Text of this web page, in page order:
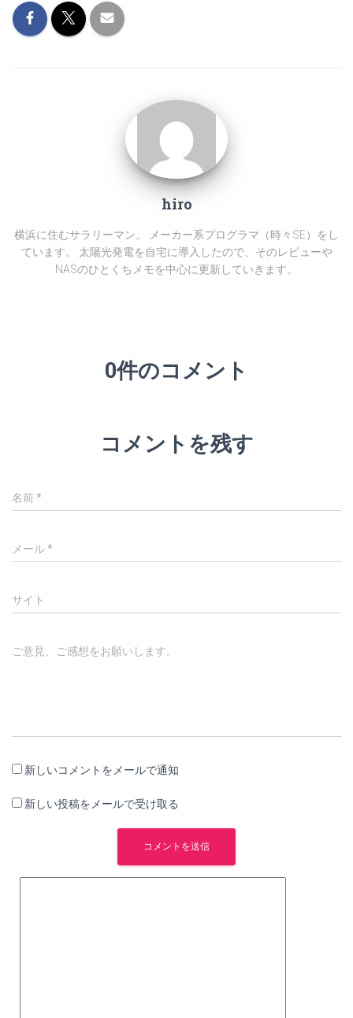
hiro
横浜に住むサラリーマン。 メーカー系プログラマ（時々SE）をし
ています。 太陽光発電を自宅に導入したので、そのレビューや
NASのひとくちメモを中心に更新していきます。
0件のコメント
コメントを残す
名前*
メール*
サイト
ご意見、ご感想をお願いします。
新しいコメントをメールで通知
新しい投稿をメールで受け取る